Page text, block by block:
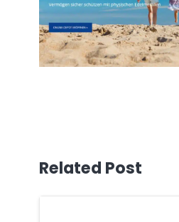
Related Post